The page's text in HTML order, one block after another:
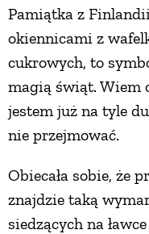
Pamiątka z
okiennicami z
cukrowych, to
magią świąt. Wiem
jestem już na tyle
nie przejmować.
Obiecała sobie, że
znajdzie taką
siedzących na